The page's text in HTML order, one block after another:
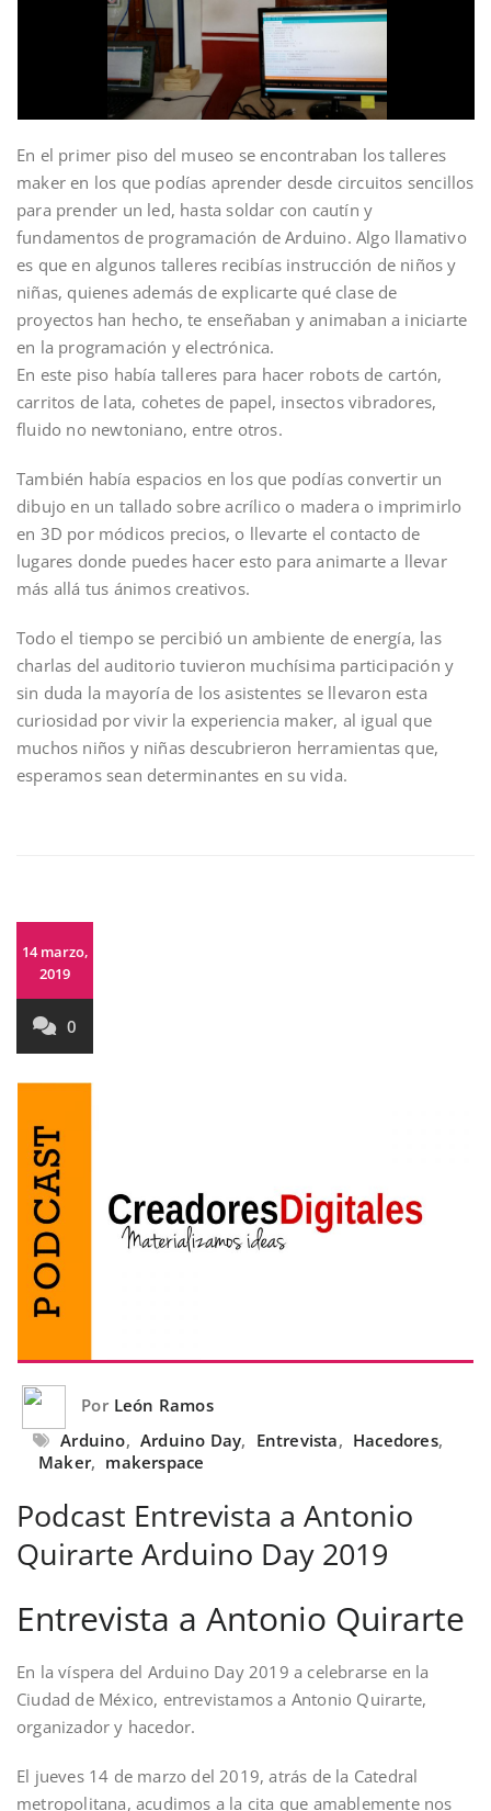
En el primer piso del museo se encontraban los talleres
maker en los que podías aprender desde circuitos sencillos
para prender un led, hasta soldar con cautín y
fundamentos de programación de Arduino. Algo llamativo
es que en algunos talleres recibías instrucción de niños y
niñas, quienes además de explicarte qué clase de
proyectos han hecho, te enseñaban y animaban a iniciarte
en la programación y electrónica.
En este piso había talleres para hacer robots de cartón,
carritos de lata, cohetes de papel, insectos vibradores,
fluido no newtoniano, entre otros.
También había espacios en los que podías convertir un
dibujo en un tallado sobre acrílico o madera o imprimirlo
en 3D por módicos precios, o llevarte el contacto de
lugares donde puedes hacer esto para animarte a llevar
más allá tus ánimos creativos.
Todo el tiempo se percibió un ambiente de energía, las
charlas del auditorio tuvieron muchísima participación y
sin duda la mayoría de los asistentes se llevaron esta
curiosidad por vivir la experiencia maker, al igual que
muchos niños y niñas descubrieron herramientas que,
esperamos sean determinantes en su vida.
14 marzo,
2019
0
Por León Ramos
Arduino, Arduino Day, Entrevista, Hacedores,
Maker, makerspace
Podcast Entrevista a Antonio
Quirarte Arduino Day 2019
Entrevista a Antonio Quirarte
En la víspera del Arduino Day 2019 a celebrarse en la
Ciudad de México, entrevistamos a Antonio Quirarte,
organizador y hacedor.
El jueves 14 de marzo del 2019, atrás de la Catedral
metropolitana, acudimos a la cita que amablemente nos